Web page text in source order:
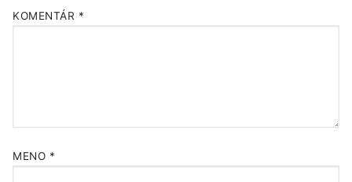
KOMENTÁR *
MENO *